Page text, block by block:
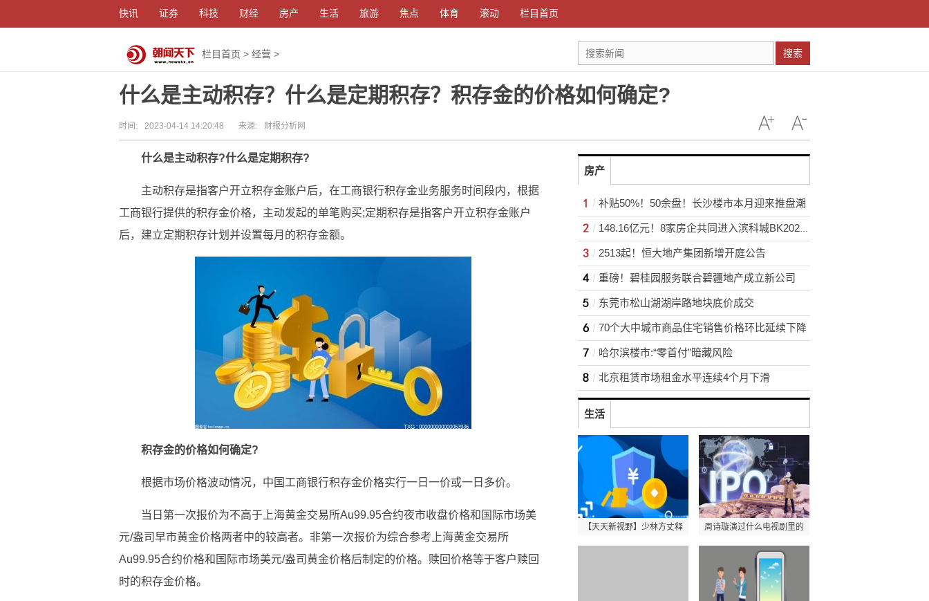
快讯 证券 科技 财经 房产 生活 旅游 焦点 体育 滚动 栏目首页
栏目首页 > 经营 > 搜索
什么是主动积存？什么是定期积存？积存金的价格如何确定?
时间: 2023-04-14 14:20:48 来源: 财报分析网
什么是主动积存?什么是定期积存?
主动积存是指客户开立积存金账户后，在工商银行积存金业务服务时间段内，根据
工商银行提供的积存金价格，主动发起的单笔购买;定期积存是指客户开立积存金账户
后，建立定期积存计划并设置每月的积存金额。
积存金的价格如何确定?
根据市场价格波动情况，中国工商银行积存金价格实行一日一价或一日多价。
当日第一次报价为不高于上海黄金交易所Au99.95合约夜市收盘价格和国际市场美
元/盎司早市黄金价格两者中的较高者。非第一次报价为综合参考上海黄金交易所
Au99.95合约价格和国际市场美元/盎司黄金价格后制定的价格。赎回价格等于客户赎回
时的积存金价格。
房产
补贴50%！50余盘！长沙楼市本月迎来推盘潮
148.16亿元！8家房企共同进入滨科城BK202201号
2513起！恒大地产集团新增开庭公告
重磅！碧桂园服务联合碧疆地产成立新公司
东莞市松山湖湖岸路地块底价成交
70个大中城市商品住宅销售价格环比延续下降
哈尔滨楼市:“零首付”暗藏风险
北京租赁市场租金水平连续4个月下滑
生活
【天天新视野】少林方丈释 周诗璇演过什么电视剧里的